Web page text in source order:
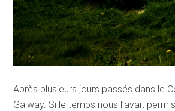
Après plusieurs jours passés dans le
Galway. Si le temps nous l’avait